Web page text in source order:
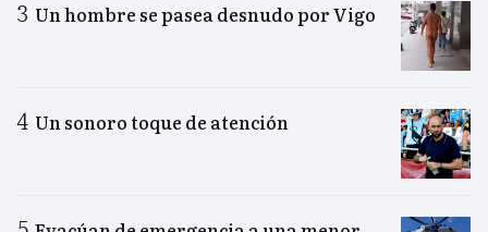
Un hombre se pasea desnudo por Vigo
Un sonoro toque de atención